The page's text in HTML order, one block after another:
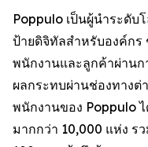
Poppulo เป็นผู้นำระดับ
ป้ายดิจิทัลสำหรับองค์กร
พนักงานและลูกค้าผ่านก
ผลกระทบผ่านช่องทางต่
พนักงานของ Poppulo
มากกว่า 10,000 แห่ง ร